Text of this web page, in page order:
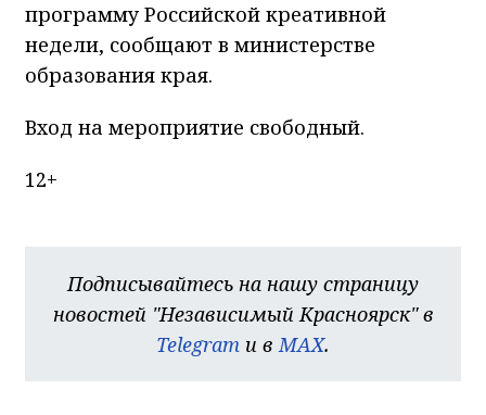
программу Российской креативной
недели, сообщают в министерстве
образования края.
Вход на мероприятие свободный.
12+
Подписывайтесь на нашу страницу
новостей "Независимый Красноярск" в
Telegram и вMAX.